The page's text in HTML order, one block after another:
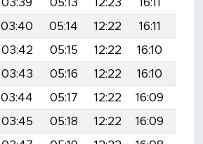
03:39 05:13 12:23 16:11
03:40 05:14 12:22 16:11
03:42 05:15 12:22 16:10
03:43 05:16 12:22 16:10
03:44 05:17 12:22 16:09
03:45 05:18 12:22 16:09